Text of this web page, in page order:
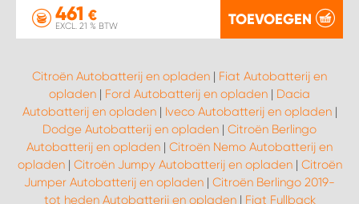
461 €
EXCL. 21 % BTW TOEVOEGEN
Citroën Autobatterij en opladen | Fiat Autobatterij en
opladen | Ford Autobatterij en opladen | Dacia
Autobatterij en opladen| Iveco Autobatterij en opladen|
Dodge Autobatterij en opladen | Citroën Berlingo
Autobatterij en opladen | Citroën Nemo Autobatterij en
opladen| Citroën Jumpy Autobatterij en opladen| Citroën
Jumper Autobatterij en opladen | Citroën Berlingo 2019-
tot heden Autobatterij en opladen| Fiat Fullback